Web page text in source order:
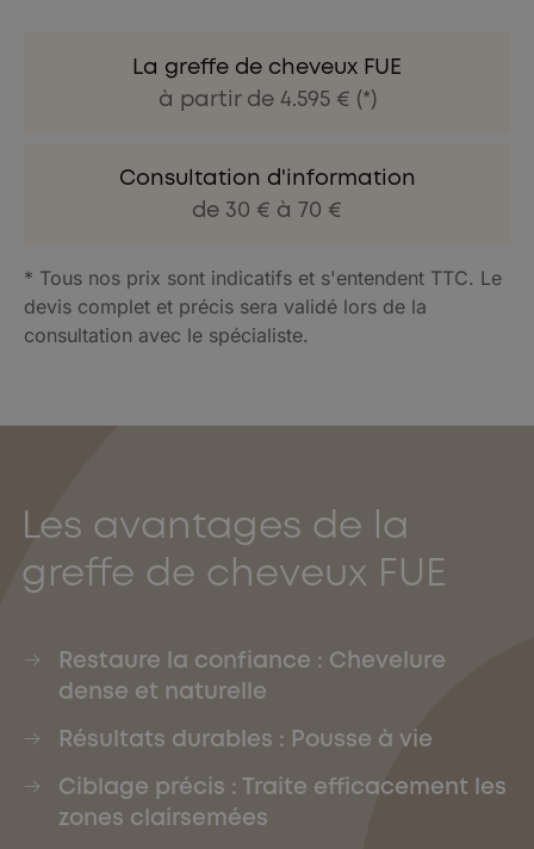
La greffe de cheveux FUE
à partir de 4.595 € (*)
Consultation d'information
de 30 € à 70 €
* Tous nos prix sont indicatifs et s'entendent TTC. Le
devis complet et précis sera validé lors de la
consultation avec le spécialiste.
Les avantages de la
greffe de cheveux FUE
Restaure la confiance : Chevelure
dense et naturelle
Résultats durables : Pousse à vie
Ciblage précis : Traite efficacement les
zones clairsemées